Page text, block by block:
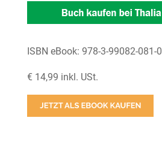
ISBN eBook: 978-3-99082-081-0
€ 14,99 inkl. USt.